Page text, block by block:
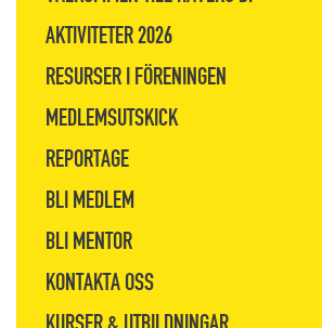
AKTIVITETER 2026
RESURSER I FÖRENINGEN
MEDLEMSUTSKICK
REPORTAGE
BLI MEDLEM
BLI MENTOR
KONTAKTA OSS